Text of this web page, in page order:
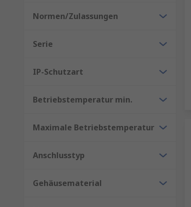
Normen/Zulassungen
Serie
IP-Schutzart
Betriebstemperatur min.
Maximale Betriebstemperatur
Anschlusstyp
Gehäusematerial